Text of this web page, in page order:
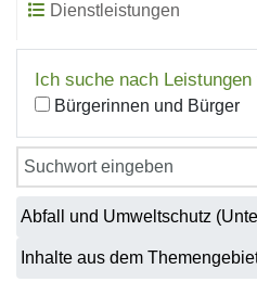
Dienstleistungen
Ich suche nach
Bürgerinnen und Bürger